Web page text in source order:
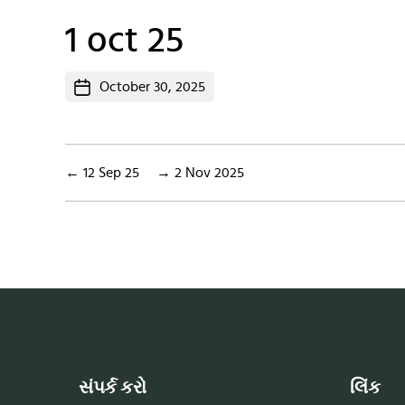
1 oct 25
PostOctober 30, 2025
← 12 Sep 25 → 2 Nov 2025
સંપર્ક કરો લિંક